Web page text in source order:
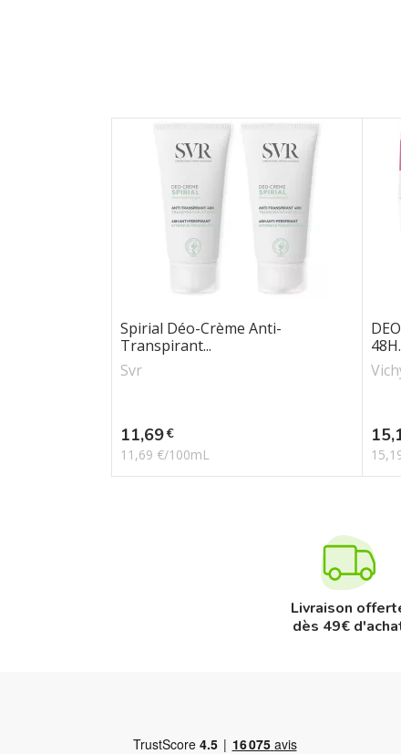
Spirial Déo-Crème Anti-
Transpirant...
Svr
Prix
11,69€
11,69 €/100mL
Prix
Livraison
dès 49€